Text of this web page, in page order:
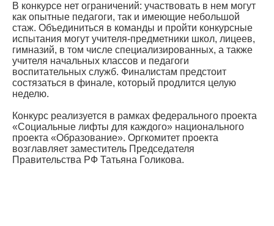
В конкурсе нет ограничений: участвовать в нем могут
как опытные педагоги, так и имеющие небольшой
стаж. Объединиться в команды и пройти конкурсные
испытания могут учителя-предметники школ, лицеев,
гимназий, в том числе специализированных, а также
учителя начальных классов и педагоги
воспитательных служб. Финалистам предстоит
состязаться в финале, который продлится целую
неделю.
Конкурс реализуется в рамках федерального проекта
«Социальные лифты для каждого» национального
проекта «Образование». Оргкомитет проекта
возглавляет заместитель Председателя
Правительства РФ Татьяна Голикова.